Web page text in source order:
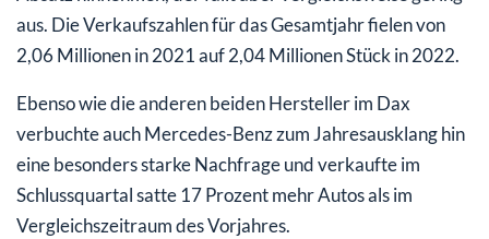
aus. Die Verkaufszahlen für das Gesamtjahr fielen von
2,06 Millionen in 2021 auf 2,04 Millionen Stück in 2022.
Ebenso wie die anderen beiden Hersteller im Dax
verbuchte auch Mercedes-Benz zum Jahresausklang hin
eine besonders starke Nachfrage und verkaufte im
Schlussquartal satte 17 Prozent mehr Autos als im
Vergleichszeitraum des Vorjahres.